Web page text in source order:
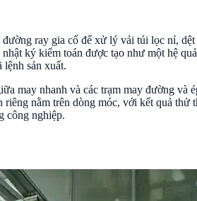
ray gia cố để xử lý vải túi lọc nỉ,
ký kiểm toán được tạo như một hệ
sản xuất.
may nhanh và các trạm may đường
nằm trên dòng móc, với kết quả
công nghiệp.